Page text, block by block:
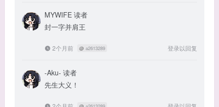
MYWIFE 读者
封一字并肩王
2个月前 @ a2613289 登录以回复
-Aku- 读者
先生大义！